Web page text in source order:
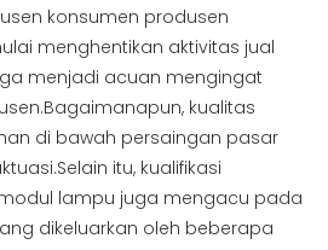
konsumen produsen
menghentikan aktivitas jual
menjadi acuan mengingat
kualitas
di bawah persaingan pasar
itu, kualifikasi
lampu juga mengacu pada
dikeluarkan oleh beberapa